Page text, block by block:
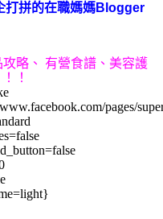
打拼的在職媽媽Blogger
略、 有營食譜、美容護
！！
pages/